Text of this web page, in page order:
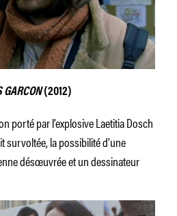
GARCON(2012)
porté par l’explosive Laetitia Dosch
survoltée, la possibilité d’une
désœuvrée et un dessinateur